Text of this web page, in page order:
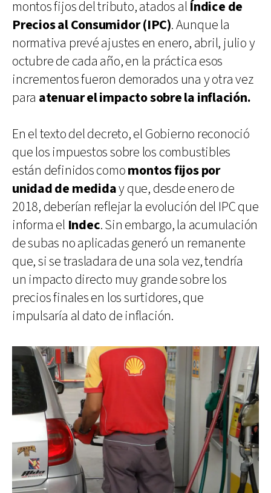
montos fijos del tributo, atados al Índice de
Precios al Consumidor (IPC). Aunque la
normativa prevé ajustes en enero, abril, julio y
octubre de cada año, en la práctica esos
incrementos fueron demorados una y otra vez
para atenuar el impacto sobre la inflación.
En el texto del decreto, el Gobierno reconoció
que los impuestos sobre los combustibles
están definidos comomontos fijos por
unidad de mediday que, desde enero de
2018, deberían reflejar la evolución del IPC que
informa el Indec. Sin embargo, la acumulación
de subas no aplicadas generó un remanente
que, si se trasladara de una sola vez, tendría
un impacto directo muy grande sobre los
precios finales en los surtidores, que
impulsaría al dato de inflación.